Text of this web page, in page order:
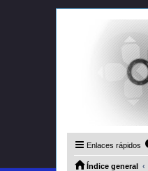
Enlaces rápidos
Índice general